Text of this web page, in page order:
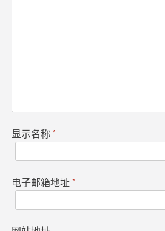
显示名称 *
电子邮箱地址 *